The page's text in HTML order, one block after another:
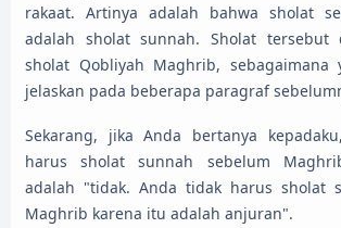
rakaat. Artinya adalah bahwa sholat
adalah sholat sunnah. Sholat tersebut
sholat Qobliyah Maghrib, sebagaimana
jelaskan pada beberapa paragraf
Sekarang, jika Anda bertanya
harus sholat sunnah sebelum
adalah "tidak. Anda tidak harus sholat
Maghrib karena itu adalah anjuran".